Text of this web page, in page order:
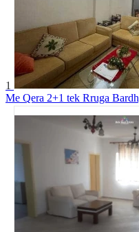
1
Me Qera 2+1 tek Rruga